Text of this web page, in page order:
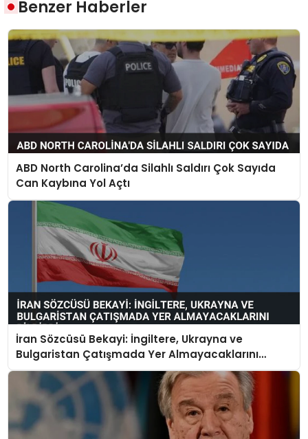
Benzer Haberler
ABD North Carolina’da Silahlı Saldırı Çok Sayıda
Can Kaybına Yol Açtı
İran Sözcüsü Bekayi: İngiltere, Ukrayna ve
Bulgaristan Çatışmada Yer Almayacaklarını
Bildirdi